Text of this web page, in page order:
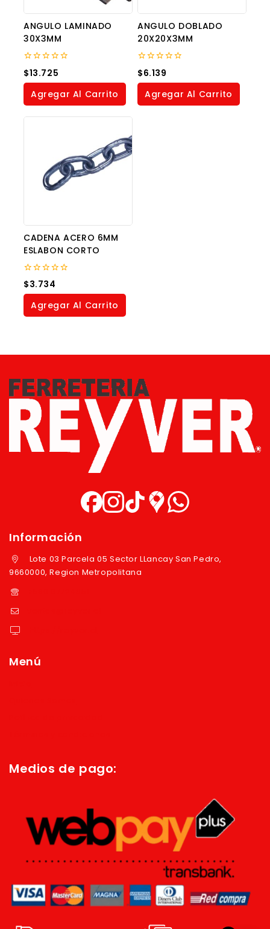
ANGULO LAMINADO
30X3MM
0
out
of
$13.725
Agregar Al Carrito
ANGULO DOBLADO
20X20X3MM
0
out
of
$6.139
Agregar Al Carrito
CADENA ACERO 6MM
ESLABON CORTO
0
out
of
$3.734
Agregar Al Carrito
Información
Lote 03 Parcela 05 Sector LLancay San Pedro,
9660000, Region Metropolitana
Menú
Medios de pago: